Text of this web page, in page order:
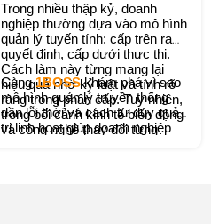
tảng, giữa “đi nhanh” và “đi
chắc” – quyết định trực tiếp đến
tương lai của tổ chức.
Trong nhiều thập kỷ, doanh
nghiệp thường dựa vào mô hình
quản lý tuyến tính: cấp trên ra
quyết định, cấp dưới thực thi.
Cách làm này từng mang lại
hiệu quả nhờ kỷ luật và tính rõ
ràng trong phân cấp. Tuy nhiên,
trong bối cảnh kinh tế biến động
và công nghệ thay đổi từng
Cùng1BOSSkhám phá vì sao
mô hình quản lý truyền thống
dần lỗi thời và cách tư duy quản
trị linh hoạt giúp doanh nghiệp